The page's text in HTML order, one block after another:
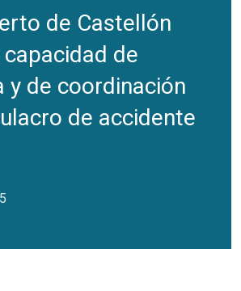
de Castellón
de
y de coordinación
de accidente